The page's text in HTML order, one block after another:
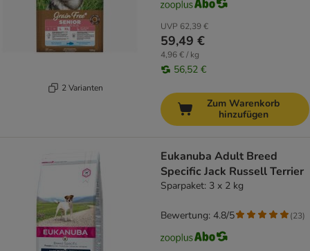
2 Varianten
UVP 62,39 €
59,49 €
4,96 € / kg
56,52 €
Zum Warenkorb
hinzufügen
Eukanuba Adult Breed
Specific Jack Russell Terrier
Sparpaket: 3 x 2 kg
Bewertung: 4.8/5 (23)